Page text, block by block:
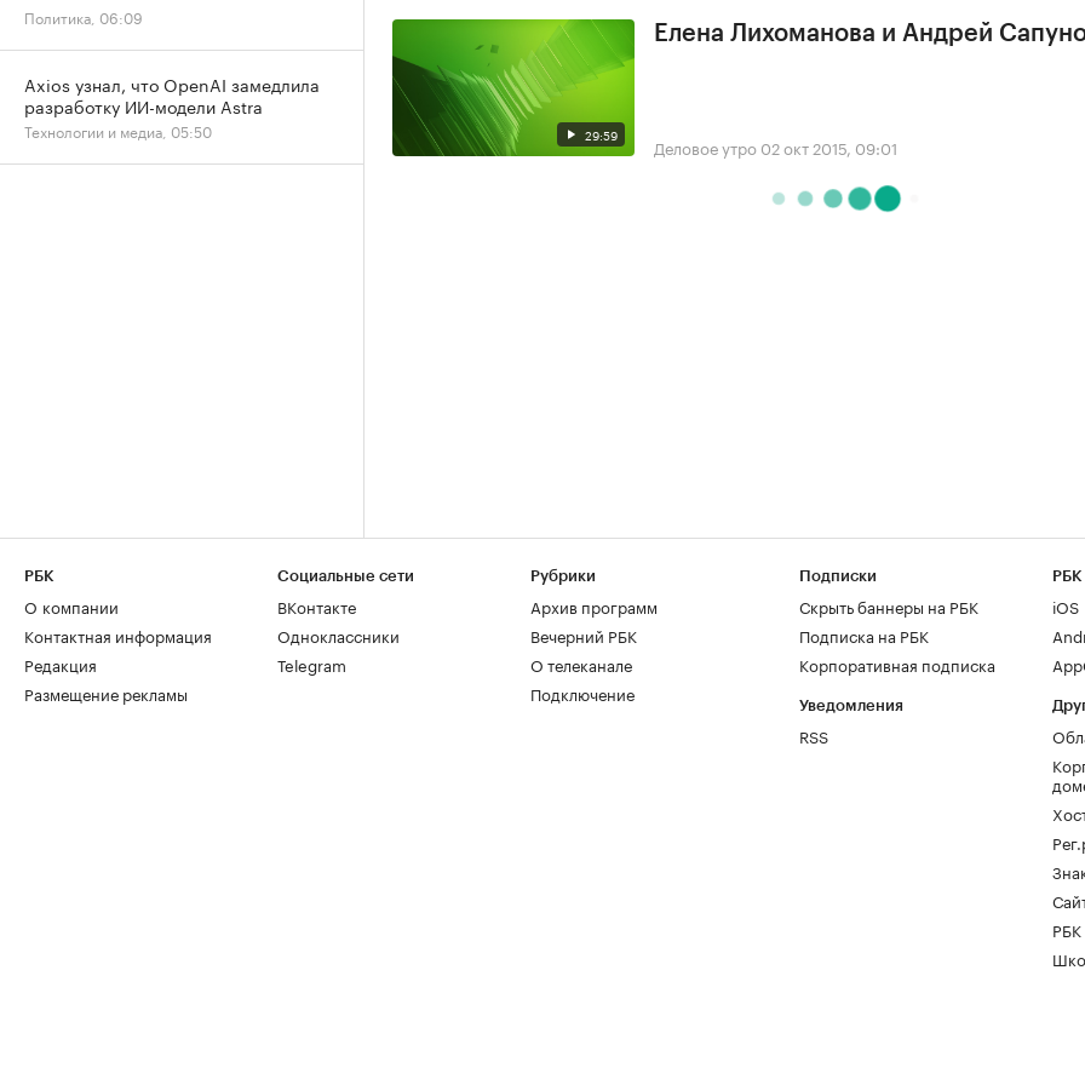
29:59
Елена Лихоманова и Андрей
Деловое утро 02 окт 2015, 09:01
Политика, 06:09
Axios узнал, что OpenAI замедлила
разработку ИИ-модели Astra
Технологии и медиа, 05:50
РБК
О компании
Контактная информация
Редакция
Размещение рекламы
Социальные сети
ВКонтакте
Одноклассники
Telegram
Рубрики
Архив программ
Вечерний РБК
О телеканале
Подключение
Подписки
Скрыть баннеры на РБК
Подписка на РБК
Корпоративная подписка
Уведомления
RSS
РБК
iOS